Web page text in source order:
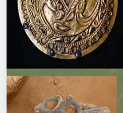
Экскурсии
Спорт
События
Города
Площадки